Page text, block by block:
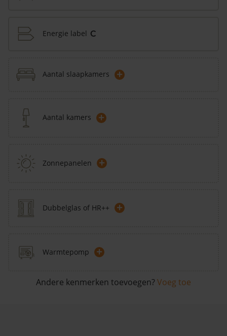
Energie label C
Aantal slaapkamers +
Aantal kamers +
Zonnepanelen +
Dubbelglas of HR++ +
Warmtepomp +
Andere kenmerken toevoegen? Voeg toe